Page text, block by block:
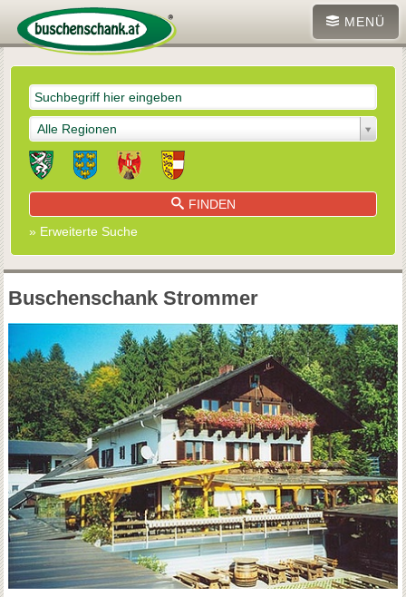
MENÜ
Alle Regionen
FINDEN
» Erweiterte Suche
Buschenschank Strommer